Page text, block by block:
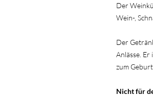
Der
Wein-,
Der
Anlässe.
zum
Nicht für